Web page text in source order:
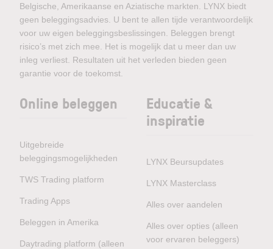
Belgische, Amerikaanse en Aziatische markten. LYNX biedt
geen beleggingsadvies. U bent te allen tijde verantwoordelijk
voor uw eigen beleggingsbeslissingen. Beleggen brengt
risico’s met zich mee. Het is mogelijk dat u meer dan uw
inleg verliest. Resultaten uit het verleden bieden geen
garantie voor de toekomst.
Online beleggen
Uitgebreide
beleggingsmogelijkheden
TWS Trading platform
Trading Apps
Beleggen in Amerika
Daytrading platform (alleen
Educatie &
inspiratie
LYNX Beursupdates
LYNX Masterclass
Alles over aandelen
Alles over opties (alleen
voor ervaren beleggers)